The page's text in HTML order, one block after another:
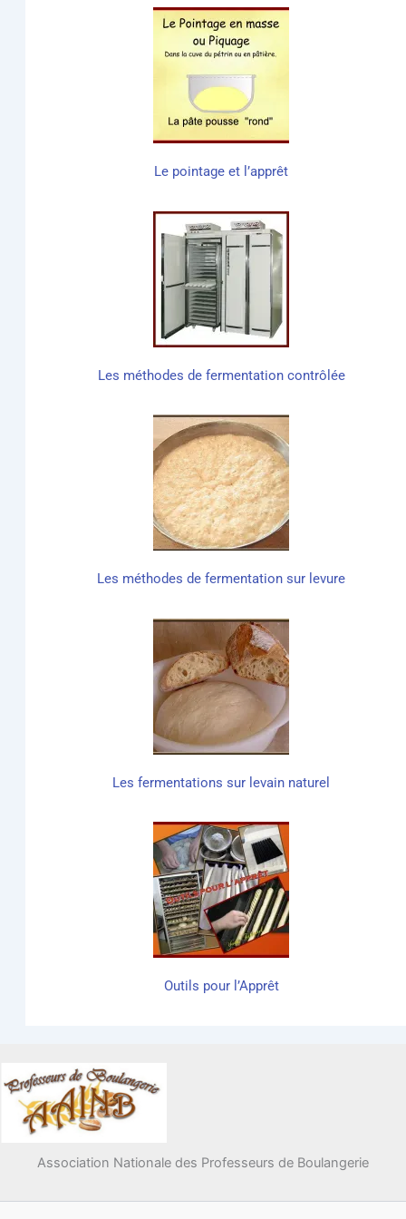
Le poin­tage et l’apprêt
Les méthodes de fer­men­ta­tion contrôlée
Les méthodes de fer­men­ta­tion sur levure
Les fer­men­ta­tions sur levain naturel
Outils pour l’Apprêt
Association Nationale des Professeurs de Boulangerie